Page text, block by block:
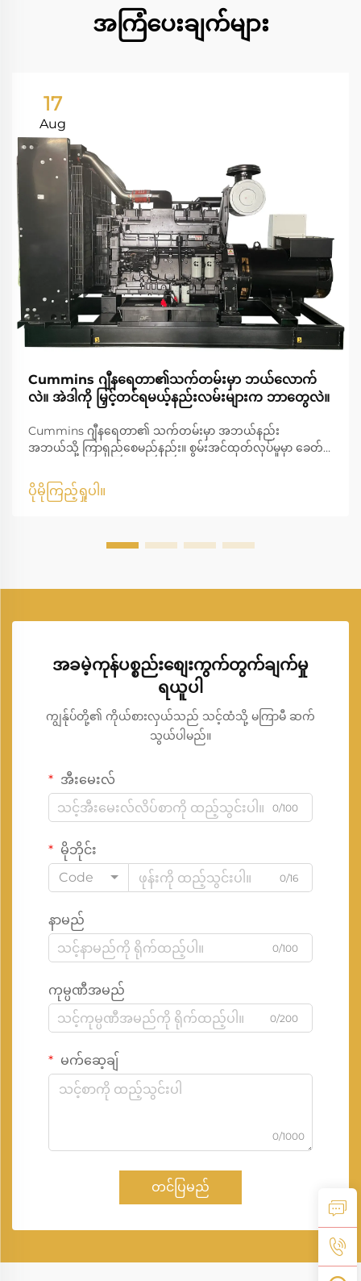
အကြံပေးချက်များ
17
Aug
Cummins ဂျီနရေတာ၏သက်တမ်းမှာ ဘယ်လောက်
လဲ။ အဲဒါကို မြှင့်တင်ရမယ့်နည်းလမ်းများက ဘာတွေလဲ။
Cummins ဂျီနရေတာ၏ သက်တမ်းမှာ အဘယ်နည်း
အဘယ်သို့ ကြာရှည်စေမည်နည်း။ စွမ်းအင်ထုတ်လုပ်မှုမှာ ခေတ်မှီ
လုပ်ငန်းများ၊ ကျန်းမာရေးစောင့်ရှောက်မှု အဖွဲ့အစည်းများ၊ စက်မှု
လုပ်ငန်းများကို ရပ်ဆိုင်းမှုမရှိ ဆက်လက်လည်ပတ်နေစေရန်
ပိုမိုကြည့်ရှုပါ။
အခမဲ့ကုန်ပစ္စည်းစျေးကွက်တွက်ချက်မှု
ရယူပါ
ကျွန်ုပ်တို့၏ ကိုယ်စားလှယ်သည် သင့်ထံသို့ မကြာမီ ဆက်
သွယ်ပါမည်။
အီးမေးလ်
0/100
မိုဘိုင်း
Code
0/16
နာမည်
0/100
ကုမ္ပဏီအမည်
0/200
မက်ဆေ့ချ်
0/1000
တင်ပြမည်